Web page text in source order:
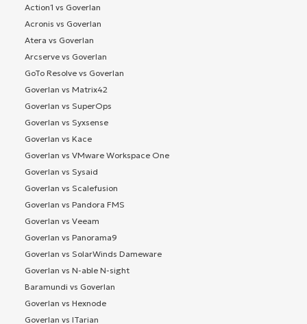
Action1 vs Goverlan
Acronis vs Goverlan
Atera vs Goverlan
Arcserve vs Goverlan
GoTo Resolve vs Goverlan
Goverlan vs Matrix42
Goverlan vs SuperOps
Goverlan vs Syxsense
Goverlan vs Kace
Goverlan vs VMware Workspace One
Goverlan vs Sysaid
Goverlan vs Scalefusion
Goverlan vs Pandora FMS
Goverlan vs Veeam
Goverlan vs Panorama9
Goverlan vs SolarWinds Dameware
Goverlan vs N-able N-sight
Baramundi vs Goverlan
Goverlan vs Hexnode
Goverlan vs ITarian